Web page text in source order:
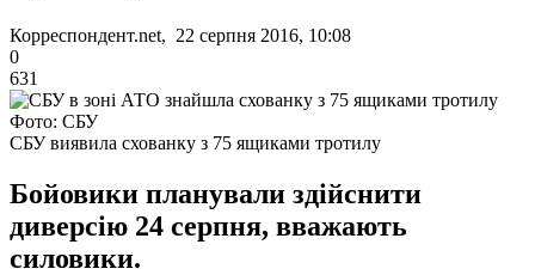
Корреспондент.net, 22 серпня 2016, 10:08
0
631
Фото: СБУ
СБУ виявила схованку з 75 ящиками тротилу
Бойовики планували здійснити
диверсію 24 серпня, вважають
силовики.